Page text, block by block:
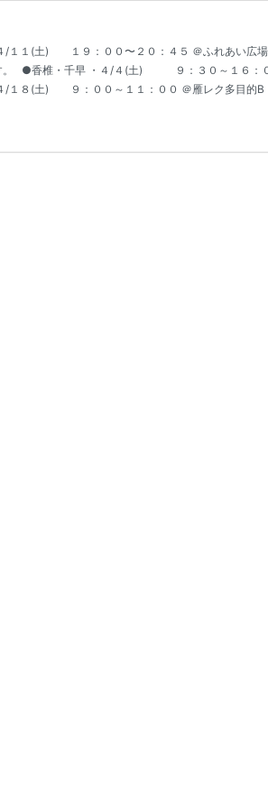
１(土) １９：００〜２０：４５ ＠ふれあい
。 ●香椎・千早 ・４/４(土) ９：３０～１６：
/１８(土) ９：００～１１：００ ＠雁レク多目